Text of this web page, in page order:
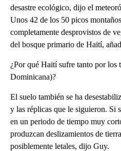
desastre ecológico, dijo el
Unos 42 de los 50 picos
completamente desprovistos de
del bosque primario de Haití,
¿Por qué Haití sufre tanto por los
Dominicana)?
El suelo también se ha
y las réplicas que le siguieron. Si
en un periodo de tiempo muy
produzcan deslizamientos de
posiblemente letales, dijo Guy.